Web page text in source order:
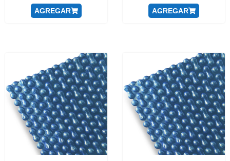
AGREGAR AGREGAR